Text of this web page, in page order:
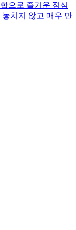
으로 즐거운 점심
치지 않고 매우 만